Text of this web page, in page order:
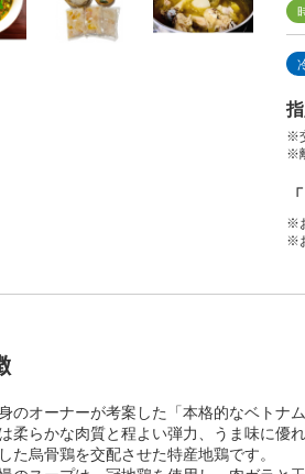
※
※
※
※
のオーナーが考案した「本格的なベトナ
柔らかな肉質と程よい弾力、うま味に優れ
た烏骨鶏を交配させた特産地鶏です。